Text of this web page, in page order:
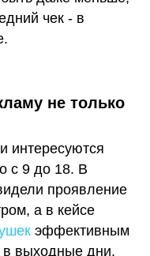
чек - в
не только
интересуются
с 9 до 18. В
проявление
а в кейсе
эффективным
выходные дни.